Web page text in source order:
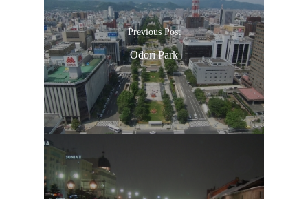
Previous Post
Odori Park